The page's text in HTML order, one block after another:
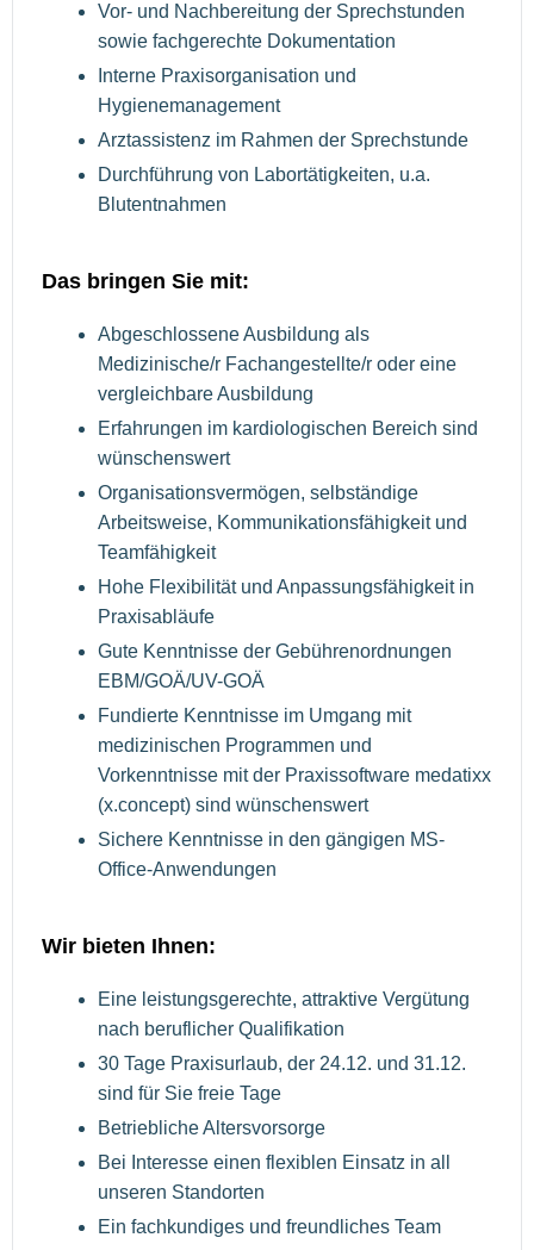
Vor- und Nachbereitung der Sprechstunden
sowie fachgerechte Dokumentation
Interne Praxisorganisation und
Hygienemanagement
Arztassistenz im Rahmen der Sprechstunde
Durchführung von Labortätigkeiten, u.a.
Blutentnahmen
Das bringen Sie mit:
Abgeschlossene Ausbildung als
Medizinische/r Fachangestellte/r oder eine
vergleichbare Ausbildung
Erfahrungen im kardiologischen Bereich sind
wünschenswert
Organisationsvermögen, selbständige
Arbeitsweise, Kommunikationsfähigkeit und
Teamfähigkeit
Hohe Flexibilität und Anpassungsfähigkeit in
Praxisabläufe
Gute Kenntnisse der Gebührenordnungen
EBM/GOÄ/UV-GOÄ
Fundierte Kenntnisse im Umgang mit
medizinischen Programmen und
Vorkenntnisse mit der Praxissoftware medatixx
(x.concept) sind wünschenswert
Sichere Kenntnisse in den gängigen MS-
Office-Anwendungen
Wir bieten Ihnen:
Eine leistungsgerechte, attraktive Vergütung
nach beruflicher Qualifikation
30 Tage Praxisurlaub, der 24.12. und 31.12.
sind für Sie freie Tage
Betriebliche Altersvorsorge
Bei Interesse einen flexiblen Einsatz in all
unseren Standorten
Ein fachkundiges und freundliches Team